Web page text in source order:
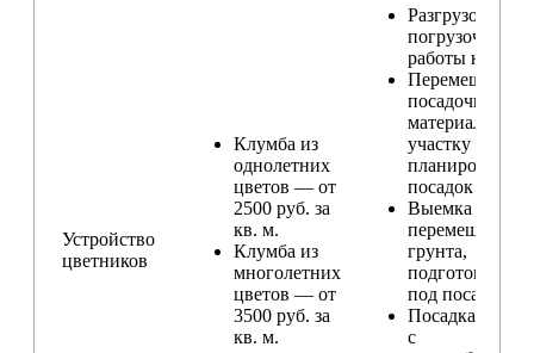
Устройство
цветников
Клумба из
однолетних
цветов — от
2500 руб. за
кв. м.
Клумба из
многолетних
цветов — от
3500 руб. за
кв. м.
Разгрузо-
погрузочные
работы на
Перемещение
посадочного
материала по
участку и
планирование
посадок
Выемка и
перемещение
грунта,
подготовка
под посадку
Посадка
с